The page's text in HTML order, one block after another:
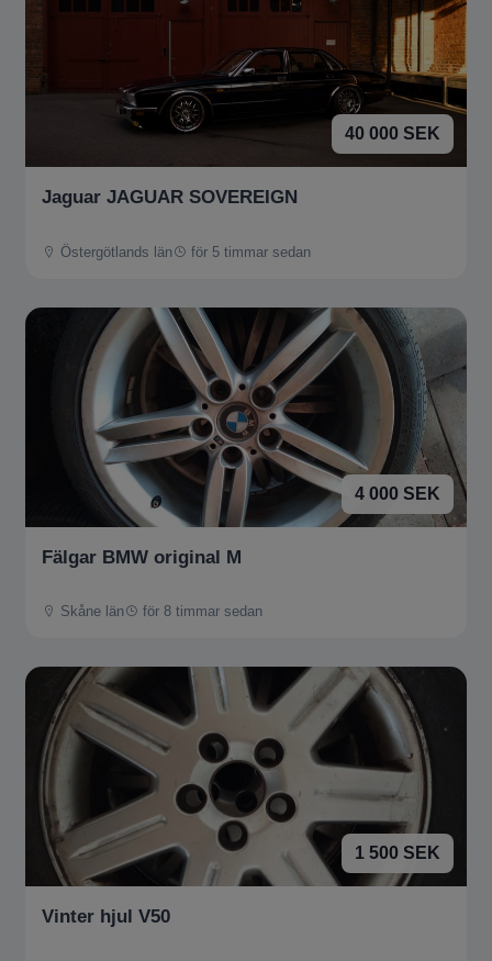
40 000 SEK
Jaguar JAGUAR SOVEREIGN
Östergötlands län för 5 timmar sedan
4 000 SEK
Fälgar BMW original M
Skåne län för 8 timmar sedan
1 500 SEK
Vinter hjul V50